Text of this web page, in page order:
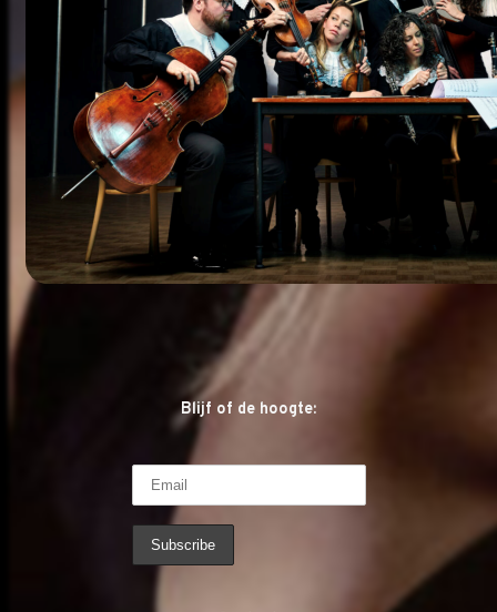
Blijf of de hoogte: